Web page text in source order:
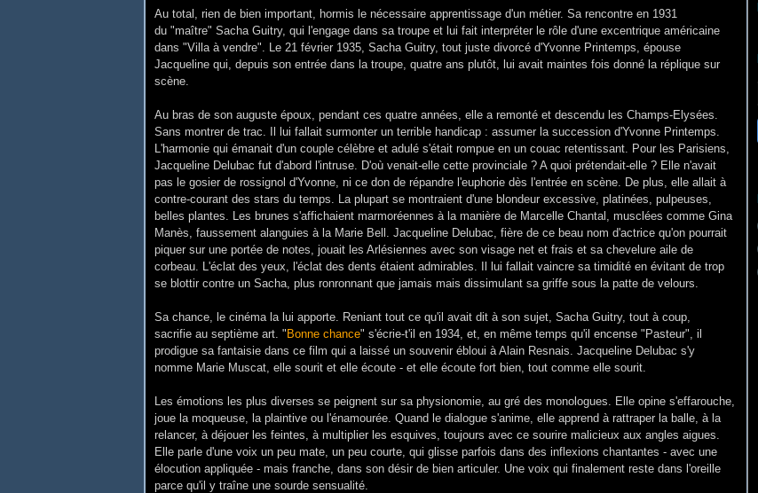
Au total, rien de bien important, hormis le nécessaire apprentissage d'un métier. Sa rencontre en 1931
du "maître" Sacha Guitry, qui l'engage dans sa troupe et lui fait interpréter le rôle d'une excentrique américaine
dans "Villa à vendre". Le 21 février 1935, Sacha Guitry, tout juste divorcé d'Yvonne Printemps, épouse
Jacqueline qui, depuis son entrée dans la troupe, quatre ans plutôt, lui avait maintes fois donné la réplique sur
scène.
Au bras de son auguste époux, pendant ces quatre années, elle a remonté et descendu les Champs-Elysées.
Sans montrer de trac. Il lui fallait surmonter un terrible handicap : assumer la succession d'Yvonne Printemps.
L'harmonie qui émanait d'un couple célèbre et adulé s'était rompue en un couac retentissant. Pour les Parisiens,
Jacqueline Delubac fut d'abord l'intruse. D'où venait-elle cette provinciale ? A quoi prétendait-elle ? Elle n'avait
pas le gosier de rossignol d'Yvonne, ni ce don de répandre l'euphorie dès l'entrée en scène. De plus, elle allait à
contre-courant des stars du temps. La plupart se montraient d'une blondeur excessive, platinées, pulpeuses,
belles plantes. Les brunes s'affichaient marmoréennes à la manière de Marcelle Chantal, musclées comme Gina
Manès, faussement alanguies à la Marie Bell. Jacqueline Delubac, fière de ce beau nom d'actrice qu'on pourrait
piquer sur une portée de notes, jouait les Arlésiennes avec son visage net et frais et sa chevelure aile de
corbeau. L'éclat des yeux, l'éclat des dents étaient admirables. Il lui fallait vaincre sa timidité en évitant de trop
se blottir contre un Sacha, plus ronronnant que jamais mais dissimulant sa griffe sous la patte de velours.
Sa chance, le cinéma la lui apporte. Reniant tout ce qu'il avait dit à son sujet, Sacha Guitry, tout à coup,
sacrifie au septième art. " Bonne chance" s'écrie-t'il en 1934, et, en même temps qu'il encense "Pasteur", il
prodigue sa fantaisie dans ce film qui a laissé un souvenir ébloui à Alain Resnais. Jacqueline Delubac s'y
nomme Marie Muscat, elle sourit et elle écoute - et elle écoute fort bien, tout comme elle sourit.
Les émotions les plus diverses se peignent sur sa physionomie, au gré des monologues. Elle opine s'effarouche,
joue la moqueuse, la plaintive ou l'énamourée. Quand le dialogue s'anime, elle apprend à rattraper la balle, à la
relancer, à déjouer les feintes, à multiplier les esquives, toujours avec ce sourire malicieux aux angles aigues.
Elle parle d'une voix un peu mate, un peu courte, qui glisse parfois dans des inflexions chantantes - avec une
élocution appliquée - mais franche, dans son désir de bien articuler. Une voix qui finalement reste dans l'oreille
parce qu'il y traîne une sourde sensualité.